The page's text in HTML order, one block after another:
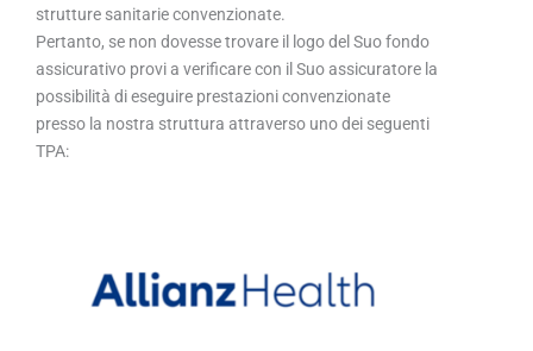
strutture sanitarie convenzionate.
Pertanto, se non dovesse trovare il logo del Suo fondo
assicurativo provi a verificare con il Suo assicuratore la
possibilità di eseguire prestazioni convenzionate
presso la nostra struttura attraverso uno dei seguenti
TPA: